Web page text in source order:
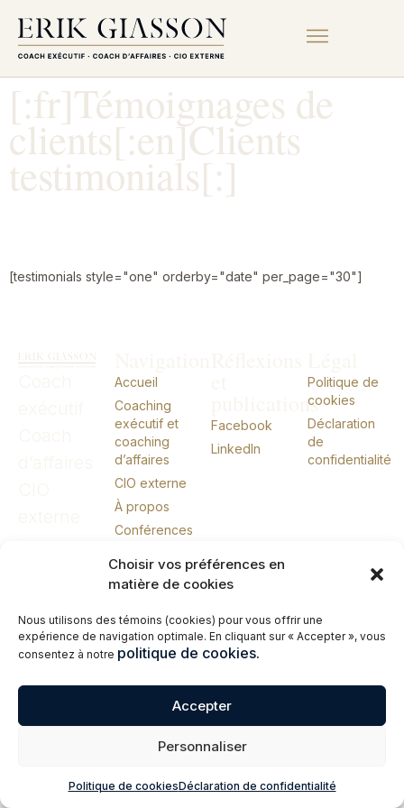
Choisir vos préférences en
matière de cookies
Nous utilisons des témoins (cookies) pour vous offrir une
expérience de navigation optimale. En cliquant sur « Accepter », vous
consentez à notre politique de cookies.
Accepter
Personnaliser
Politique de cookiesDéclaration de confidentialité
[:fr]Témoignages de
clients[:en]Clients
testimonials[:]
[testimonials style="one" orderby="date" per_page="30"]
Accueil
Coaching
exécutif et
coaching
d’affaires
CIO externe
À propos
Conférences
Me joindre
publications
Facebook
LinkedIn
Politique de
cookies
Déclaration
de
confidentialité
© 2026 Erik Giasson – Coach exécutif. Coach d’affaires. CIO externe.